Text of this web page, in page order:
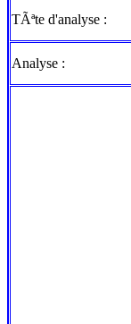
TÃªte d'analyse :
Analyse :